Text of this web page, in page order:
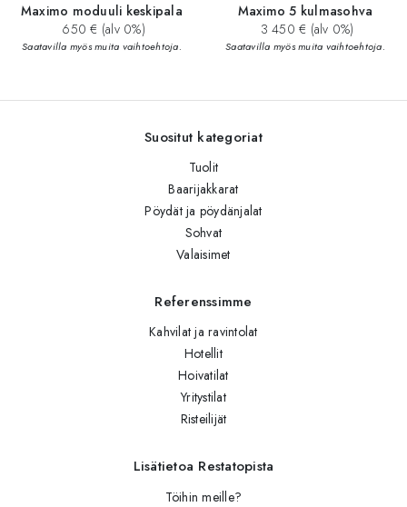
Maximo moduuli keskipala
650 € (alv 0%)
Saatavilla myös muita vaihtoehtoja.
Maximo 5 kulmasohva
3 450 € (alv 0%)
Saatavilla myös muita vaihtoehtoja.
Suositut kategoriat
Tuolit
Baarijakkarat
Pöydät ja pöydänjalat
Sohvat
Valaisimet
Referenssimme
Kahvilat ja ravintolat
Hotellit
Hoivatilat
Yritystilat
Risteilijät
Lisätietoa Restatopista
Töihin meille?